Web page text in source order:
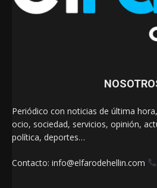
Periódico con noticias de última
ocio, sociedad, servicios, opinión,
política, deportes…
Contacto: info@elfarodehellin.com